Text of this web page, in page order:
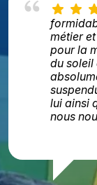
métier
pour la
du soleil
lui ainsi
nous